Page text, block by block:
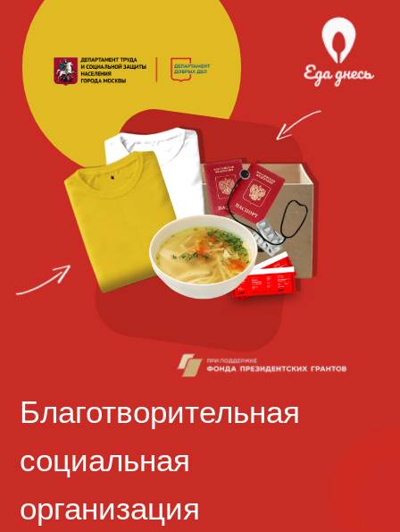
направленная на оказание
адресной помощи нуждающимися
потребности —
Благотворительная